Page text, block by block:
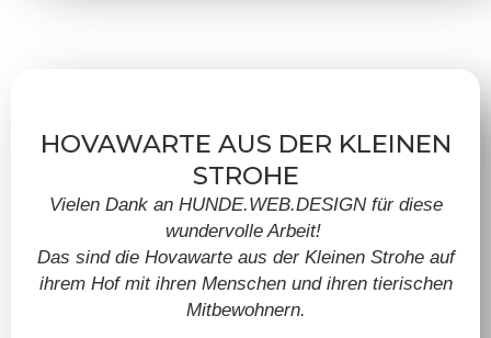
HOVAWARTE AUS DER KLEINEN
STROHE
Vielen Dank an HUNDE.WEB.DESIGN für diese
wundervolle Arbeit!
Das sind die Hovawarte aus der Kleinen Strohe auf
ihrem Hof mit ihren Menschen und ihren tierischen
Mitbewohnern.